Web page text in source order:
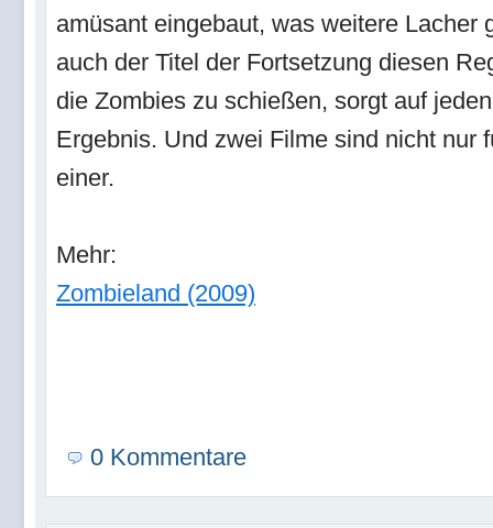
amüsant eingebaut, was weitere Lacher
auch der Titel der Fortsetzung diesen
die Zombies zu schießen, sorgt auf
Ergebnis. Und zwei Filme sind nicht nur
einer.
Mehr:
Zombieland (2009)
0 Kommentare